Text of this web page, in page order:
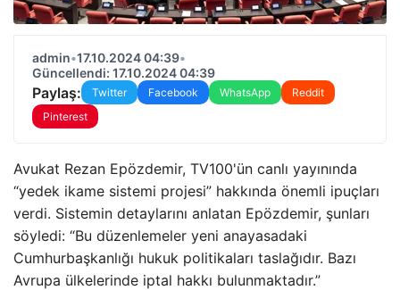
admin•17.10.2024 04:39•
Güncellendi: 17.10.2024 04:39
Paylaş: Twitter Facebook WhatsApp
Reddit
Pinterest
Avukat Rezan Epözdemir, TV100'ün canlı yayınında
“yedek ikame sistemi projesi” hakkında önemli ipuçları
verdi. Sistemin detaylarını anlatan Epözdemir, şunları
söyledi: “Bu düzenlemeler yeni anayasadaki
Cumhurbaşkanlığı hukuk politikaları taslağıdır. Bazı
Avrupa ülkelerinde iptal hakkı bulunmaktadır.”